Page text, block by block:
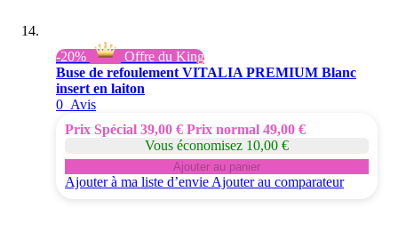
-20%
Offre du King
Buse de refoulement VITALIA PREMIUM Blanc
insert en laiton
0 Avis
Prix Spécial 39,00 € Prix normal 49,00 €
Vous économisez 10,00 €
Ajouter au panier
Ajouter à ma liste d’envie Ajouter au comparateur